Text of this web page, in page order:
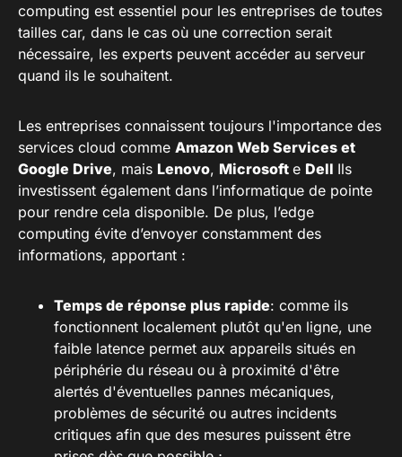
computing est essentiel pour les entreprises de toutes
tailles car, dans le cas où une correction serait
nécessaire, les experts peuvent accéder au serveur
quand ils le souhaitent.
Les entreprises connaissent toujours l'importance des
services cloud comme Amazon Web Services et
Google Drive, mais Lenovo, Microsoft e Dell Ils
investissent également dans l’informatique de pointe
pour rendre cela disponible. De plus, l’edge
computing évite d’envoyer constamment des
informations, apportant :
Temps de réponse plus rapide: comme ils
fonctionnent localement plutôt qu'en ligne, une
faible latence permet aux appareils situés en
périphérie du réseau ou à proximité d'être
alertés d'éventuelles pannes mécaniques,
problèmes de sécurité ou autres incidents
critiques afin que des mesures puissent être